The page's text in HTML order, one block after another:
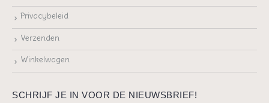
Privacybeleid
Verzenden
Winkelwagen
SCHRIJF JE IN VOOR DE NIEUWSBRIEF!